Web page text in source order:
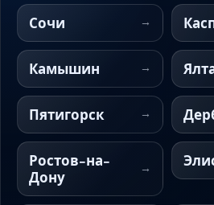
Сочи
Камышин
Пятигорск
Ростов-на-
Дону